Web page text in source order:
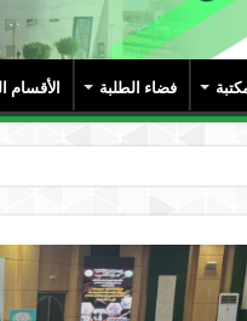
فضاء الطلبة الأقسام